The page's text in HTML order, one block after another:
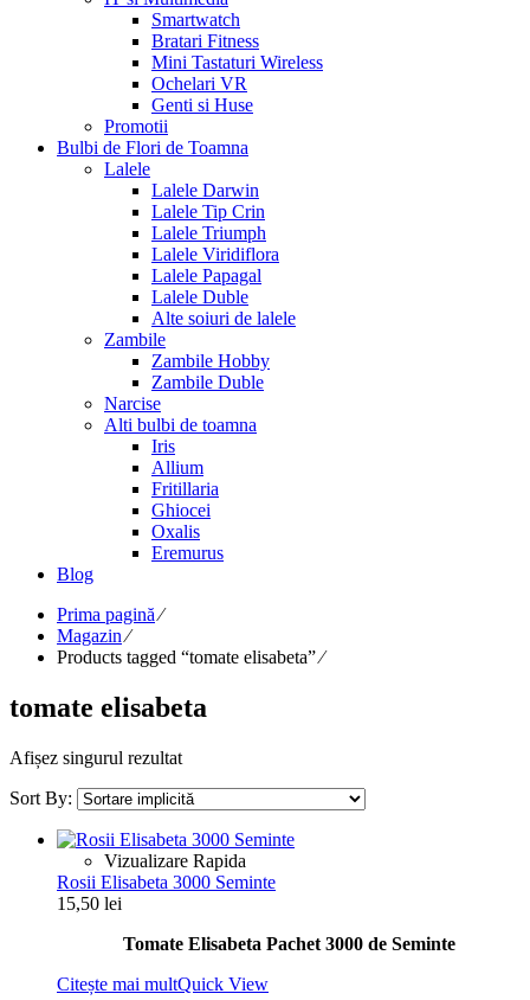
Smartwatch
Bratari Fitness
Mini Tastaturi Wireless
Ochelari VR
Genti si Huse
Promotii
Bulbi de Flori de Toamna
Lalele
Lalele Darwin
Lalele Tip Crin
Lalele Triumph
Lalele Viridiflora
Lalele Papagal
Lalele Duble
Alte soiuri de lalele
Zambile
Zambile Hobby
Zambile Duble
Narcise
Alti bulbi de toamna
Iris
Allium
Fritillaria
Ghiocei
Oxalis
Eremurus
Blog
Prima pagină⁄
Magazin ⁄
Products tagged “tomate elisabeta”⁄
tomate elisabeta
Afișez singurul rezultat
Sort By:
Vizualizare Rapida
Rosii Elisabeta 3000 Seminte
15,50 lei
Tomate Elisabeta Pachet 3000 de Seminte
Citește mai multQuick View